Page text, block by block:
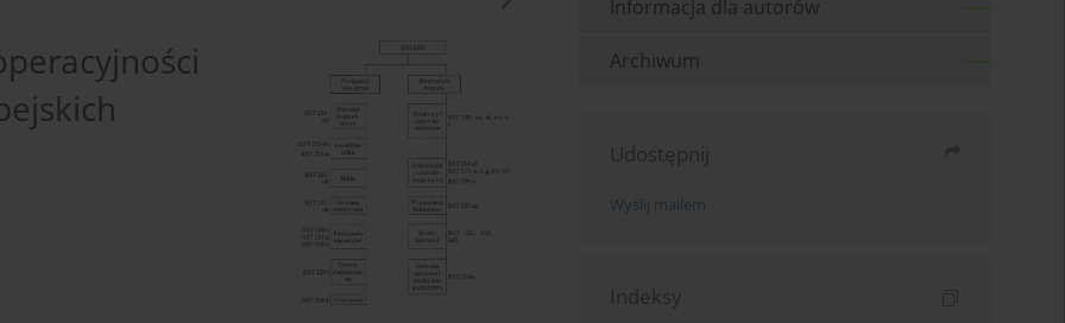
Informacja dla autorów
Archiwum
Udostępnij
Wyślij mailem
Indeksy